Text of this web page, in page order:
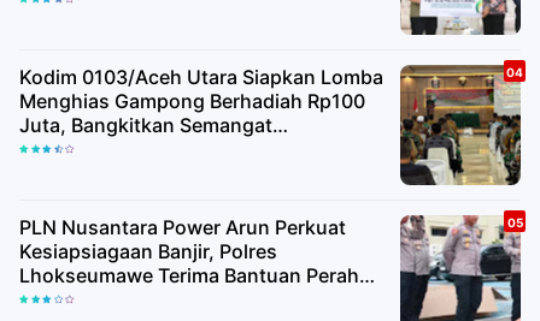
Kodim 0103/Aceh Utara Siapkan Lomba
Menghias Gampong Berhadiah Rp100
Juta, Bangkitkan Semangat
Kemerdekaan hingga Pelosok Desa
PLN Nusantara Power Arun Perkuat
Kesiapsiagaan Banjir, Polres
Lhokseumawe Terima Bantuan Perahu
Karet